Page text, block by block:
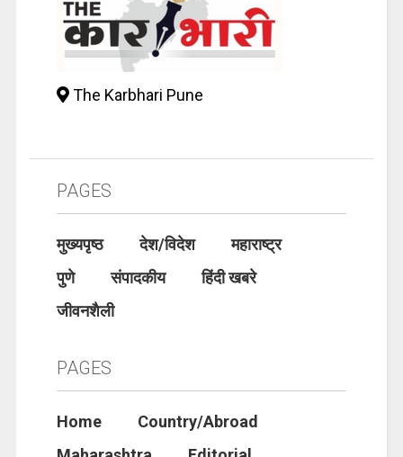
The Karbhari Pune
PAGES
मुख्यपृष्ठ देश/विदेश
महाराष्ट्र
पुणे
संपादकीय
हिंदी खबरे
जीवनशैली
PAGES
Home
Country/Abroad